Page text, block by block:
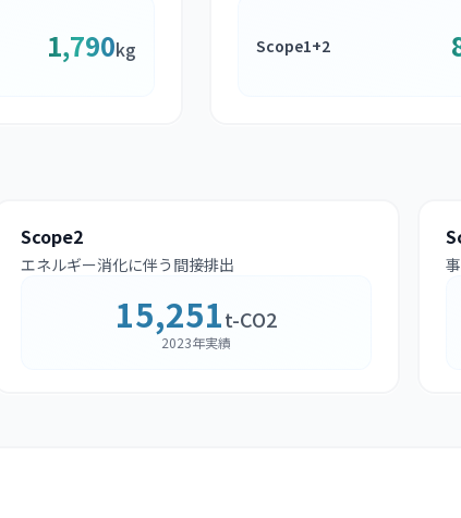
1,790kg Scope1+2
Scope2
エネルギー消化に伴う間接排出
15,251t-CO2
2023年実績